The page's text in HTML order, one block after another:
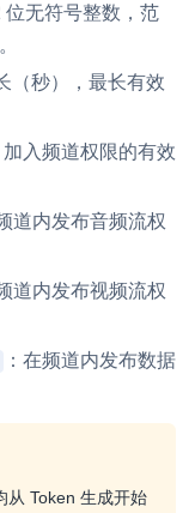
位无符号整数，范
（秒），最长有效
加入频道权限的有效
道内发布音频流权
道内发布视频流权
：在频道内发布数据
从 Token 生成开始